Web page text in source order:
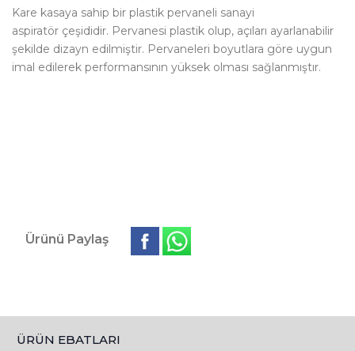
Kare kasaya sahip bir plastik pervaneli sanayi
aspiratör çeşididir. Pervanesi plastik olup, açıları ayarlanabilir
şekilde dizayn edilmiştir. Pervaneleri boyutlara göre uygun
imal edilerek performansının yüksek olması sağlanmıştır.
Ürünü Paylaş
ÜRÜN EBATLARI